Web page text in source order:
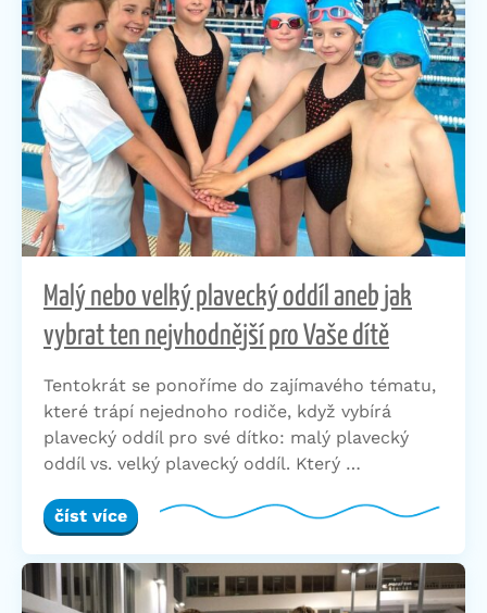
Malý nebo velký plavecký oddíl aneb jak
vybrat ten nejvhodnější pro Vaše dítě
Tentokrát se ponoříme do zajímavého tématu,
které trápí nejednoho rodiče, když vybírá
plavecký oddíl pro své dítko: malý plavecký
oddíl vs. velký plavecký oddíl. Který …
číst více